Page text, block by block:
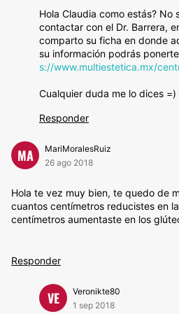
Hola Claudia como estás? No
contactar con el Dr. Barrera,
comparto su ficha en donde
su información podrás
s://www.multiestetica.mx/
Cualquier duda me lo dices =)
Responder
MA
MariMoralesRuiz
26 ago 2018
Hola te vez muy bien, te quedo de
cuantos centímetros reducistes en
centímetros aumentaste en los
Responder
VE
Veronikte80
1 sep 2018